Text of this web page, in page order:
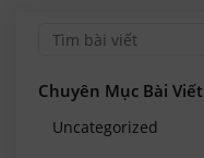
Chuyên Mục Bài Viết
Uncategorized